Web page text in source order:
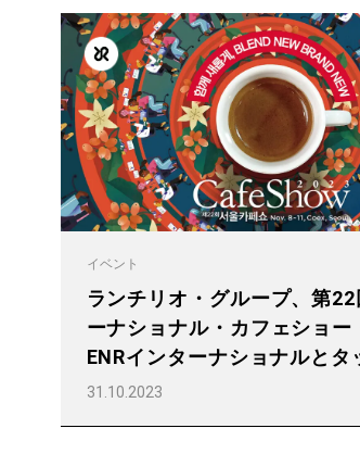
イベント
ランチリオ・グループ、第22
ーナショナル・カフェショー
ENRインターナショナルとタ
31.10.2023
すべて
Follow Us